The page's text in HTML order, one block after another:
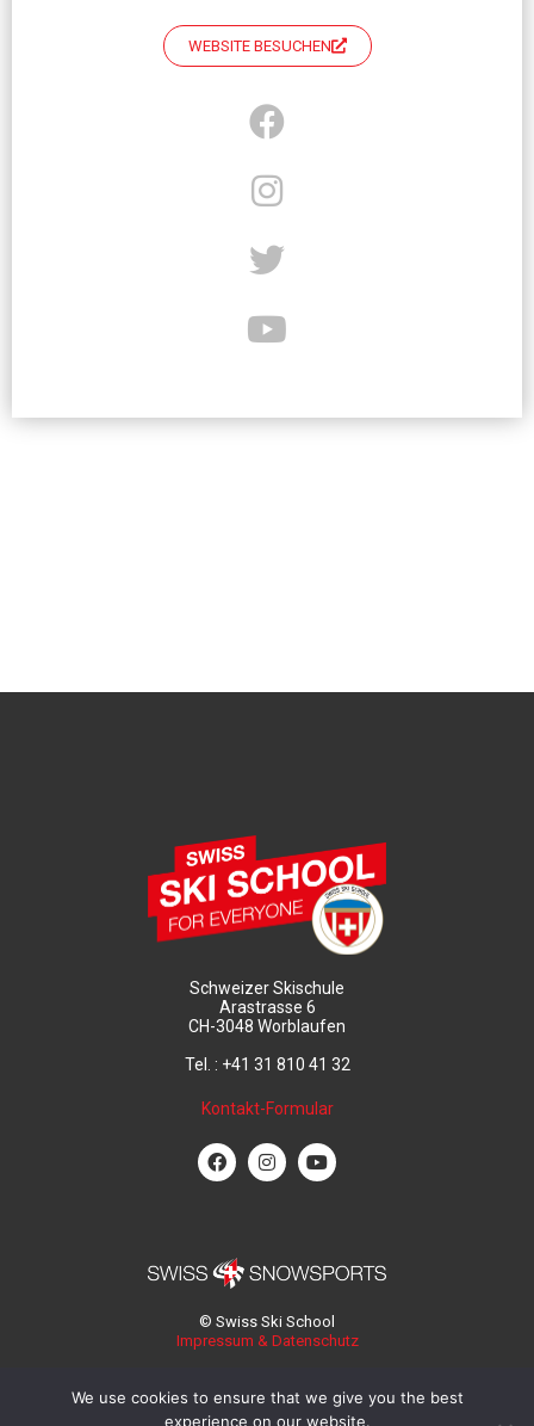
WEBSITE BESUCHEN
Schweizer Skischule
Arastrasse 6
CH-3048 Worblaufen
Tel. : +41 31 810 41 32
Kontakt-Formular
© Swiss Ski School
Impressum & Datenschutz
We use cookies to ensure that we give you the best
experience on our website.